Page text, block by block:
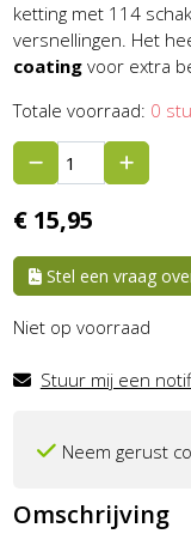
ketting met 114
versnellingen. Het
coating voor extra
Totale voorraad: 0
€ 15,95
Stel een vraag
Niet op voorraad
Stuur mij een
Neem gerust
Omschrijving